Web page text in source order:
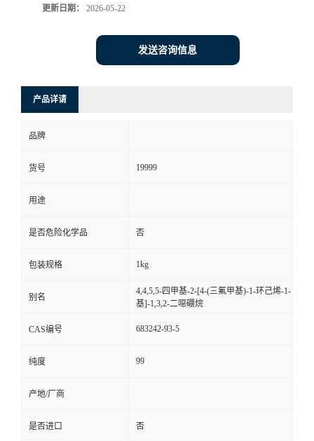
更新日期： 2026-05-22
发送咨询信息
产品详请
品牌
货号 19999
用途
是否危险化学品 否
包装规格 1kg
别名
4,4,5,5-四甲基-2-[4-(三氟甲基)-1-环己烯-1-
基]-1,3,2-二噁硼烷
CAS编号 683242-93-5
纯度 99
产地/厂商
是否进口 否